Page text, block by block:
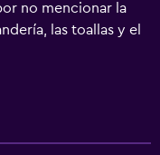
no mencionar la
las toallas y el